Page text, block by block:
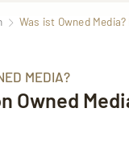
Was ist Owned
MEDIA?
Owned
des Videos erklären